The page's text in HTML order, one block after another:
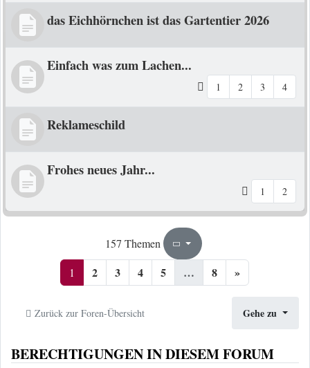
das Eichhörnchen ist das Gartentier 2026
Einfach was zum Lachen...
1 2 3 4
Reklameschild
Frohes neues Jahr...
1 2
157 Themen Seite1
1 2 3 4 5 … 8 »
Zurück zur Foren-Übersicht Gehe zu
BERECHTIGUNGEN IN DIESEM FORUM